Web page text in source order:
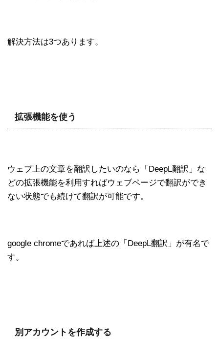
解決方法は3つあります。
拡張機能を使う
ウェブ上の文章を翻訳したいのなら「DeepL翻訳」な
どの拡張機能を利用すればウェブページで翻訳ができ
ない状態でも続けて翻訳が可能です。
google chromeであれば上述の「DeepL翻訳」が有名で
す。
別アカウントを作成する